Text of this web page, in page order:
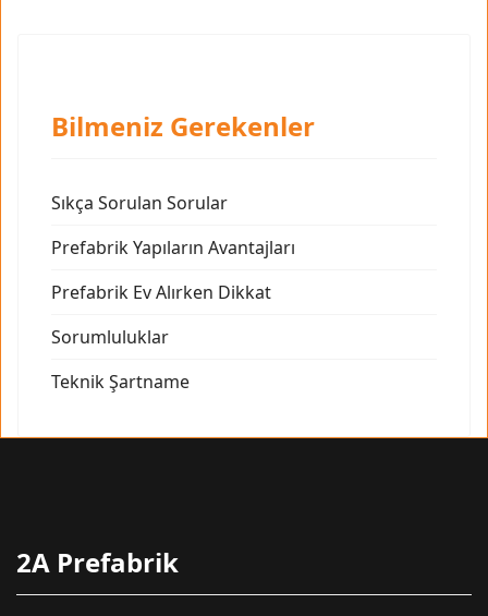
Bilmeniz Gerekenler
Sıkça Sorulan Sorular
Prefabrik Yapıların Avantajları
Prefabrik Ev Alırken Dikkat
Sorumluluklar
Teknik Şartname
2A Prefabrik